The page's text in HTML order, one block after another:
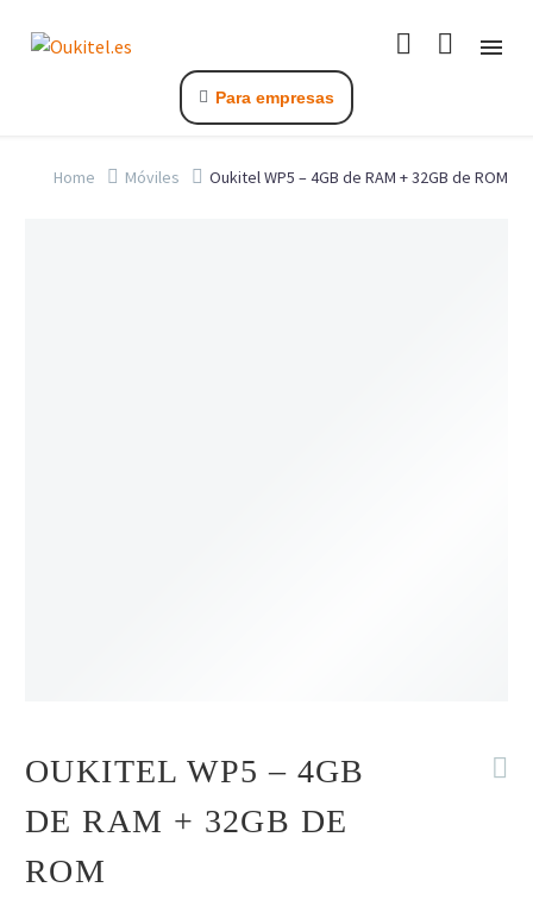
Para empresas
Home Móviles Oukitel WP5 – 4GB de RAM + 32GB de ROM
OUKITEL WP5 – 4GB
DE RAM + 32GB DE
ROM